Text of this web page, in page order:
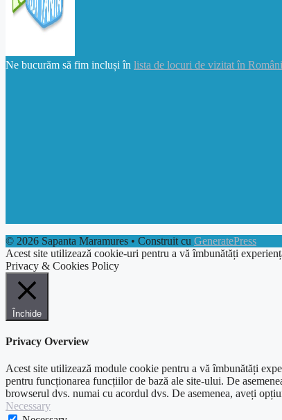
Ne bucurăm să fim incluși în lista de locuri de vizitat în
© 2026 Sapanta Maramures • Construit cu GeneratePress
Acest site utilizează cookie-uri pentru a vă îmbunătăți
Privacy & Cookies Policy
Închide
Privacy Overview
Acest site utilizează module cookie pentru a vă îmbunătăți
pentru funcționarea funcțiilor de bază ale site-ului. De
browserul dvs. numai cu acordul dvs. De asemenea, aveți
Necessary